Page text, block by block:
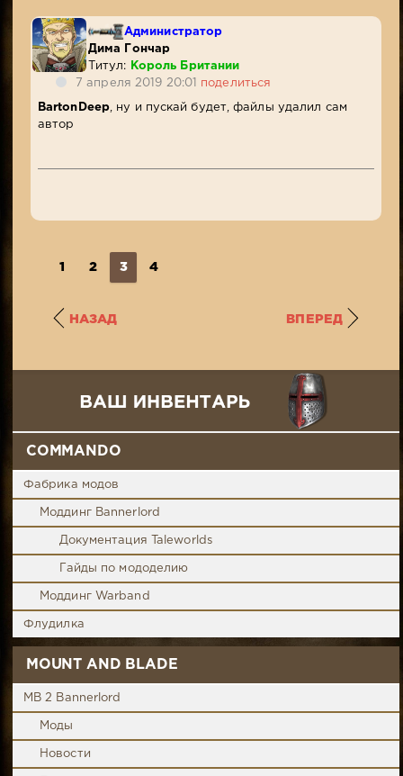
Администратор
Дима Гончар
Титул:
Король Британии
7 апреля 2019 20:01 поделиться
BartonDeep , ну и пускай будет, файлы удалил сам
автор
1 2 3 4
НАЗАД ВПЕРЕД
COMMANDO
Фабрика модов
Моддинг Bannerlord
Документация Taleworlds
Гайды по мододелию
Моддинг Warband
Флудилка
MOUNT AND BLADE
MB 2 Bannerlord
Моды
Новости